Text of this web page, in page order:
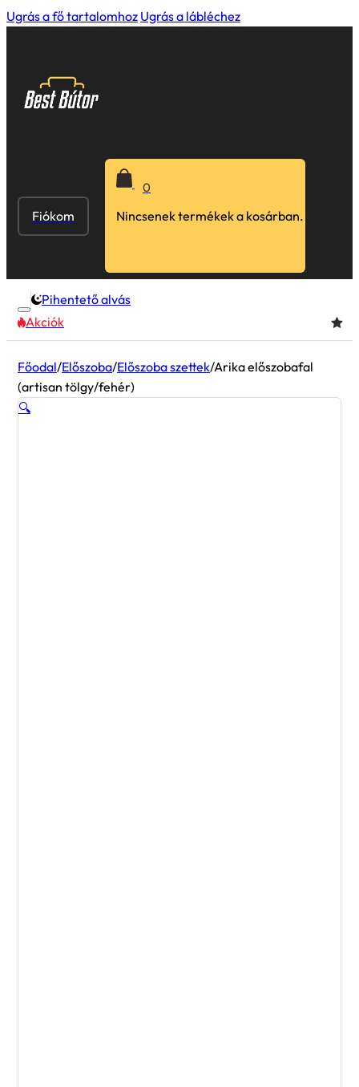
Ugrás a fő tartalomhoz Ugrás a lábléchez
Fiókom
0
Nincsenek termékek a kosárban.
Pihentető alvás
Akciók
Főodal/Előszoba/Előszoba szettek/Arika előszobafal
(artisan tölgy/fehér)
🔍